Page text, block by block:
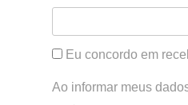
Eu concordo em
Ao informar meus